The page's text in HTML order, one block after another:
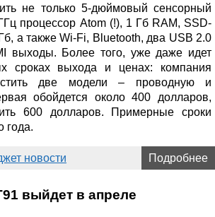
не только 5-дюймовый сенсорный
процессор Atom (!), 1 Гб RAM, SSD-
а также Wi-Fi, Bluetooth, два USB 2.0
выходы. Более того, уже даже идет
сроках выхода и ценах: компания
две модели – проводную и
обойдется около 400 долларов,
600 долларов. Примерные сроки
года.
новости Подробнее
выйдет в апреле